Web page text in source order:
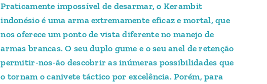
Praticamente impossível de desarmar, o Kerambit
indonésio é uma arma extremamente eficaz e mortal, que
nos oferece um ponto de vista diferente no manejo de
armas brancas. O seu duplo gume e o seu anel de retenção
permitir-nos-ão descobrir as inúmeras possibilidades que
o tornam o canivete táctico por excelência. Porém, para